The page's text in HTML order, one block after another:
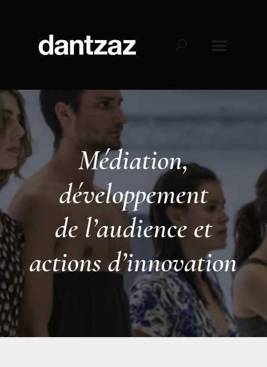
Médiation,
développement
de l’audience et
actions d’innovation